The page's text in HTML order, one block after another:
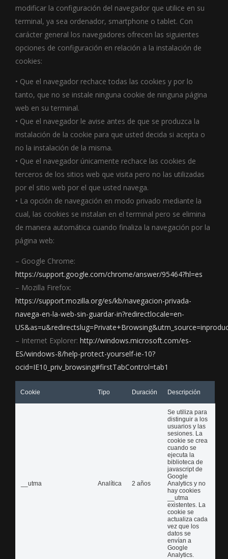
modificar la configuración del navegador que utilice en su
terminal, ya sea ordenador, smartphone o tablet. Con
carácter general los navegadores ofrecen las siguientes
opciones de configuración en relación a la instalación de
cookies:
• Que el navegador rechace todas las cookies y por lo
tanto, que no se instale ninguna cookie de ninguna página
web en su terminal.
• Que el navegador le avise antes de que se produzca la
instalación de la cookie para que usted decida si acepta o
no la instalación de la misma.
• Que el navegador únicamente rechace las cookies de
terceros de los sitios web que visita pero no las utilizadas
por el sitio web por el que usted navega.
• La opción de navegación en modo privado mediante la
cual, las cookies se instalan en el terminal pero se elimina
de manera automática cuando finaliza la navegación por la
página web:
– Google Chrome:
https://support.google.com/chrome/answer/95464?hl=es
– Mozilla Firefox:
https://support.mozilla.org/es/kb/navegacion-privada-
navega-en-la-web-sin-guardar-in?redirectlocale=en-
– Internet Explorer: http://windows.microsoft.com/es-
ES/windows-8/help-protect-yourself-ie-10?
ocid=IE10_priv_browsing#firstTabControl=tab1
Cookie Tipo Duración Descripción
__utma Analítica 2 años
Se utiliza para
distinguir a los
usuarios y las
sesiones. La
cookie se crea
cuando se
ejecuta la
biblioteca de
javascript de
Google
Analytics y no
hay cookies
__utma
existentes. La
cookie se
actualiza cada
vez que los
datos se
envían a
Google
Analytics.